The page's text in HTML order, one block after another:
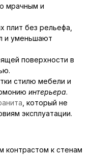
мрачным и
плит без рельефа,
и уменьшают
поверхности в
стилю мебели и
интерьера.
, который не
эксплуатации.
контрастом к стенам